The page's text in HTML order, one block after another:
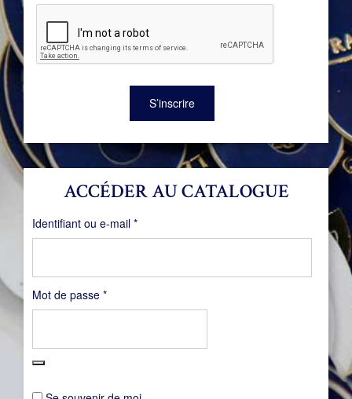
ACCÉDER AU CATALOGUE
Identifiant ou e-mail *Obligatoire
Mot de passe *Obligatoire
S’inscrire